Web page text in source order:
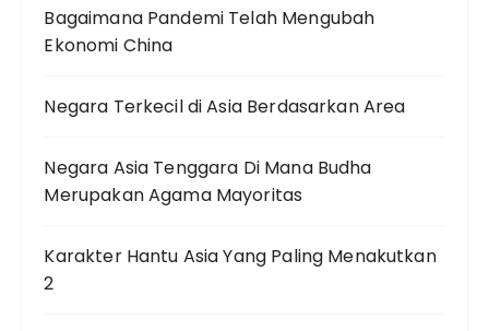
Bagaimana Pandemi Telah Mengubah
Ekonomi China
Negara Terkecil di Asia Berdasarkan Area
Negara Asia Tenggara Di Mana Budha
Merupakan Agama Mayoritas
Karakter Hantu Asia Yang Paling Menakutkan
2